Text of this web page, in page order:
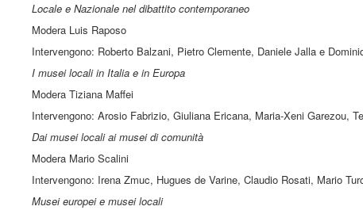
Locale e Nazionale nel dibattito contemporaneo
Modera Luis Raposo
Intervengono: Roberto Balzani, Pietro Clemente, Daniele Jalla e
I musei locali in Italia e in Europa
Modera Tiziana Maffei
Intervengono: Arosio Fabrizio, Giuliana Ericana, Maria-Xeni Garezou,
Dai musei locali ai musei di comunità
Modera Mario Scalini
Intervengono: Irena Zmuc, Hugues de Varine, Claudio Rosati, Mario
Musei europei e musei locali